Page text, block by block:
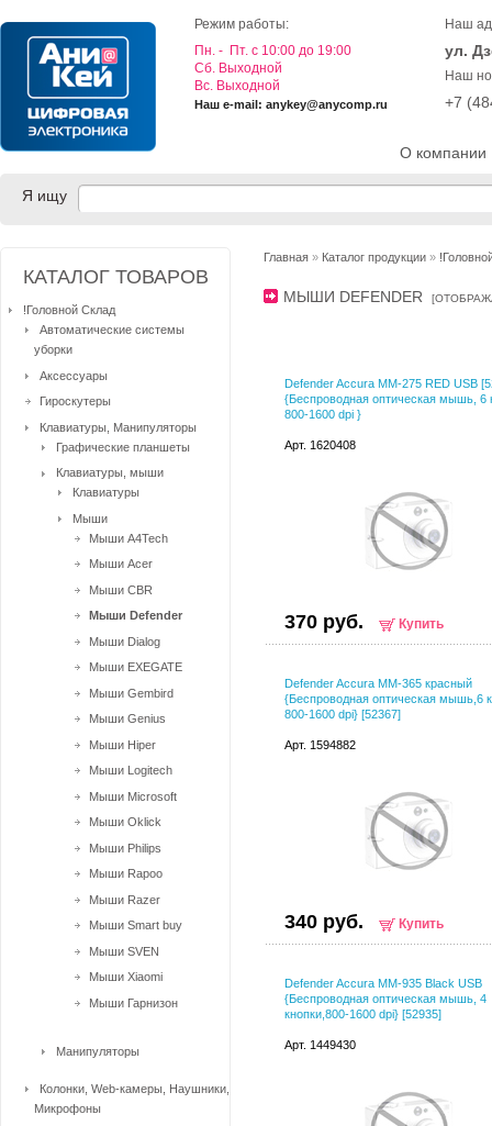
О компании
Режим работы:
Пн. - Пт. с 10:00 до 19:00
Cб. Выходной
Вс. Выходной
Наш e-mail: anykey@anycomp.ru
Наш
ул.
Наш
+7
Я ищу
Главная » Каталог продукции »
МЫШИ DEFENDER [
Defender Accura MM-275 RED USB
{Беспроводная оптическая мышь, 6
800-1600 dpi }
Арт. 1620408
370 руб. Купить
Defender Accura MM-365 красный
{Беспроводная оптическая мышь,6
800-1600 dpi} [52367]
Арт. 1594882
340 руб. Купить
Defender Accura MM-935 Black USB
{Беспроводная оптическая мышь, 4
кнопки,800-1600 dpi} [52935]
Арт. 1449430
КАТАЛОГ ТОВАРОВ
!Головной Склад
Автоматические системы
уборки
Аксессуары
Гироскутеры
Клавиатуры, Манипуляторы
Графические планшеты
Клавиатуры, мыши
Клавиатуры
Мыши
Мыши A4Tech
Мыши Acer
Мыши CBR
Мыши Defender
Мыши Dialog
Мыши EXEGATE
Мыши Gembird
Мыши Genius
Мыши Hiper
Мыши Logitech
Мыши Microsoft
Мыши Oklick
Мыши Philips
Мыши Rapoo
Мыши Razer
Мыши Smart buy
Мыши SVEN
Мыши Xiaomi
Мыши Гарнизон
Манипуляторы
Колонки, Web-камеры, Наушники,
Микрофоны